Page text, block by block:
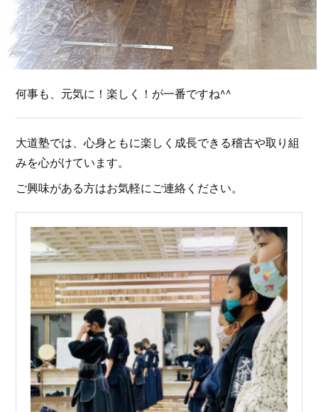
何事も、元気に！楽しく！が一番ですね^^
大道塾では、心身ともに楽しく成長できる稽古や取り組
みを心がけています。
ご興味がある方はお気軽にご連絡ください。